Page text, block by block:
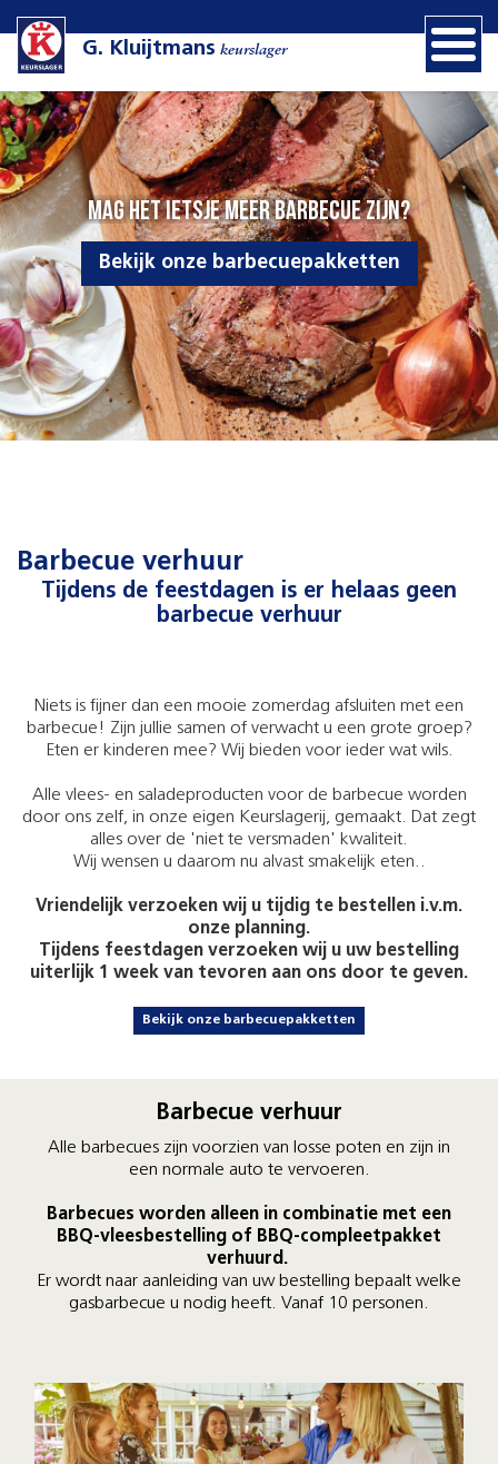
G. Kluijtmans keurslager
zijn? Heerlijk
Bekijk onze
Barbecue verhuur
Tijdens de feestdagen is er helaas geen
barbecue verhuur
Niets is fijner dan een mooie zomerdag afsluiten met een
barbecue! Zijn jullie samen of verwacht u een grote groep?
Eten er kinderen mee? Wij bieden voor ieder wat wils.
Alle vlees- en saladeproducten voor de barbecue worden
door ons zelf, in onze eigen Keurslagerij, gemaakt. Dat zegt
alles over de 'niet te versmaden' kwaliteit.
Wij wensen u daarom nu alvast smakelijk eten..
Vriendelijk verzoeken wij u tijdig te bestellen i.v.m.
onze planning.
Tijdens feestdagen verzoeken wij u uw bestelling
uiterlijk 1 week van tevoren aan ons door te geven.
Bekijk onze barbecuepakketten
Barbecue verhuur
Alle barbecues zijn voorzien van losse poten en zijn in
een normale auto te vervoeren.
Barbecues worden alleen in combinatie met een
BBQ-vleesbestelling of BBQ-compleetpakket
verhuurd.
Er wordt naar aanleiding van uw bestelling bepaalt welke
gasbarbecue u nodig heeft. Vanaf 10 personen.